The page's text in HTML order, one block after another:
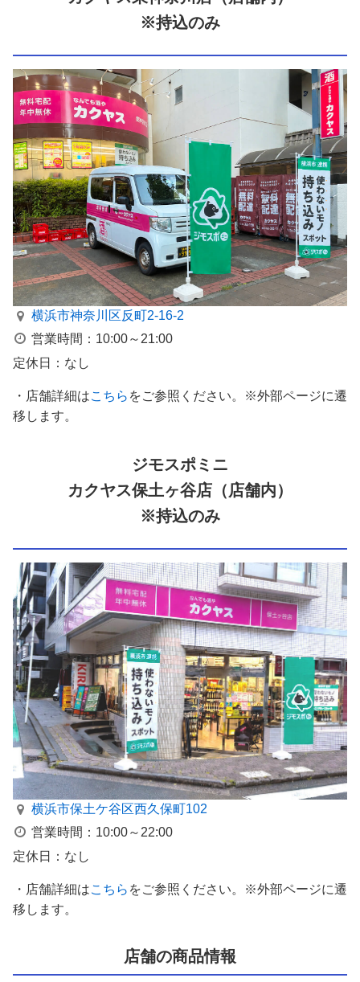
※持込のみ
横浜市神奈川区反町2-16-2
営業時間：10:00～21:00
定休日：なし
・店舗詳細はこちら をご参照ください。※外部ページに遷
移します。
ジモスポミニ
カクヤス保土ヶ谷店（店舗内）
※持込のみ
横浜市保土ケ谷区西久保町102
営業時間：10:00～22:00
定休日：なし
・店舗詳細はこちら をご参照ください。※外部ページに遷
移します。
店舗の商品情報